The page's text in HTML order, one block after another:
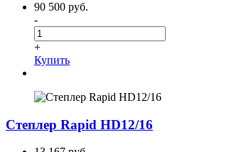
90 500 руб.
-
+
Купить
Степлер Rapid HD12/16